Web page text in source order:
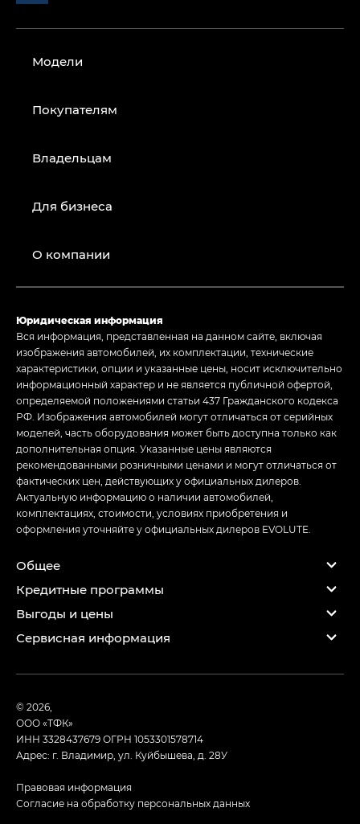
Модели
Покупателям
Владельцам
Для бизнеса
О компании
Юридическая информация
Вся информация, представленная на данном сайте, включая
изображения автомобилей, их комплектации, технические
характеристики, опции и указанные цены, носит исключительно
информационный характер и не является публичной офертой,
определяемой положениями статьи 437 Гражданского кодекса
РФ. Изображения автомобилей могут отличаться от серийных
моделей, часть оборудования может быть доступна только как
дополнительная опция. Указанные цены являются
рекомендованными розничными ценами и могут отличаться от
фактических цен, действующих у официальных дилеров.
Актуальную информацию о наличии автомобилей,
комплектациях, стоимости, условиях приобретения и
оформления уточняйте у официальных дилеров EVOLUTE.
Общее
Кредитные программы
Выгоды и цены
Сервисная информация
© 2026,
ООО «ТФК»
ИНН 3328437679ОГРН 1053301578714
Адрес: г. Владимир, ул. Куйбышева, д. 28У
Правовая информация
Согласие на обработку персональных данных